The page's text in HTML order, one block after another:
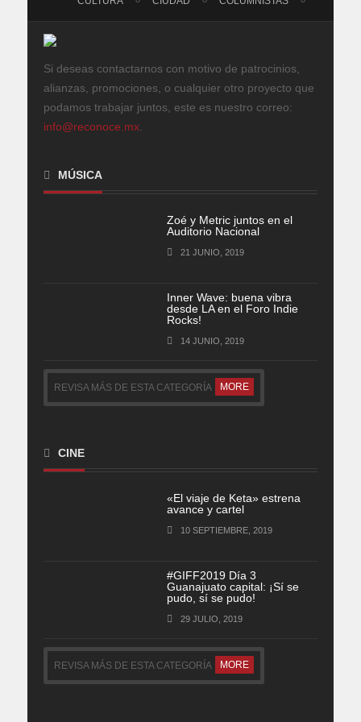
Si deseas contactarnos con motivo de patrocinios,
alianzas, promociones, o cualquier otro proyecto que
podamos trabajar juntos, este es nuestro correo:
info@reconoce.mx
MÚSICA
Zoé y Metric juntos en el
Auditorio Nacional
21 JUNIO, 2019
Inner Wave: buena vibra
desde LA en el Foro Indie
Rocks!
14 JUNIO, 2019
REVISA MÁS DE ESTA CATEGORÍA MORE
CINE
«El viaje de Keta» estrena
avance y cartel
10 SEPTIEMBRE, 2019
#GIFF2019 Día 3
Guanajuato capital: ¡Sí se
pudo, sí se pudo!
29 JULIO, 2019
REVISA MÁS DE ESTA CATEGORÍA MORE